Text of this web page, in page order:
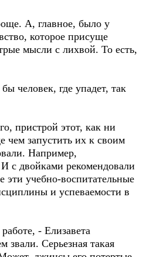
А, главное, было у
которое присуще
мысли с лихвой. То есть,
человек, где упадет, так
пристрой этот, как ни
чем запустить их к своим
Например,
с двойками рекомендовали
эти учебно-воспитательные
и успеваемости в
- Елизавета
звали. Серьезная такая